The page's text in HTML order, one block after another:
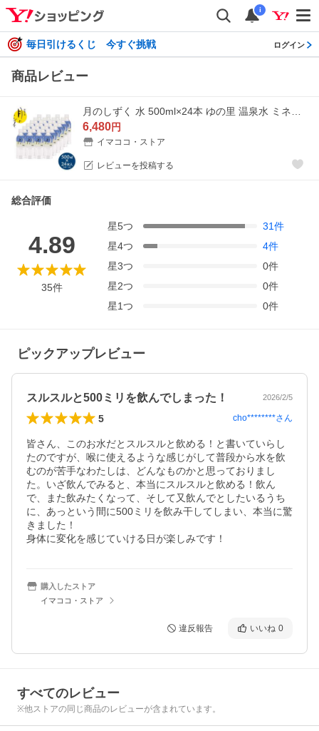
i
毎日引けるくじ 今すぐ挑戦 ログイン
商品レビュー
6,480円
イマココ・ストア
レビューを投稿する
総合評価
4.89
35件
星5つ 31件
星4つ 4件
星3つ 0件
星2つ 0件
星1つ 0件
ピックアップレビュー
スルスルと500ミリを飲んでしまった！ 2026/2/5
5 cho********さん
皆さん、このお水だとスルスルと飲める！と書いていらし
たのですが、喉に使えるような感じがして普段から水を飲
むのが苦手なわたしは、どんなものかと思っておりまし
た。いざ飲んでみると、本当にスルスルと飲める！飲ん
で、また飲みたくなって、そして又飲んでとしたいるうち
に、あっという間に500ミリを飲み干してしまい、本当に驚
きました！
身体に変化を感じていける日が楽しみです！
購入したストア
イマココ・ストア
違反報告 いいね 0
すべてのレビュー
※他ストアの同じ商品のレビューが含まれています。